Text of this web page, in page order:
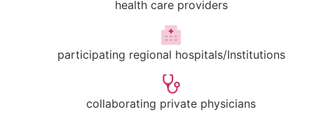
health care providers
participating regional hospitals/Institutions
collaborating private physicians